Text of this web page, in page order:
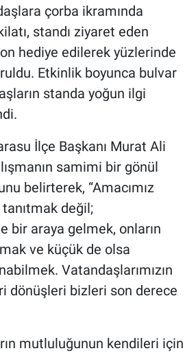
çorba ikramında
standı ziyaret eden
hediye edilerek yüzlerinde
Etkinlik boyunca bulvar
standa yoğun ilgi
İlçe Başkanı Murat Ali
samimi bir gönül
belirterek, “Amacımız
değil;
bir araya gelmek, onların
ve küçük de olsa
Vatandaşlarımızın
dönüşleri bizleri son derece
mutluluğunun kendileri için